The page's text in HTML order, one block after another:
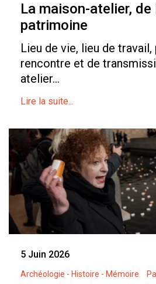
La maison-atelier,
patrimoine
Lieu de vie, lieu de
rencontre et de
atelier...
Lire la suite...
5 Juin 2026
Archéologie - Histoire - Mémoire